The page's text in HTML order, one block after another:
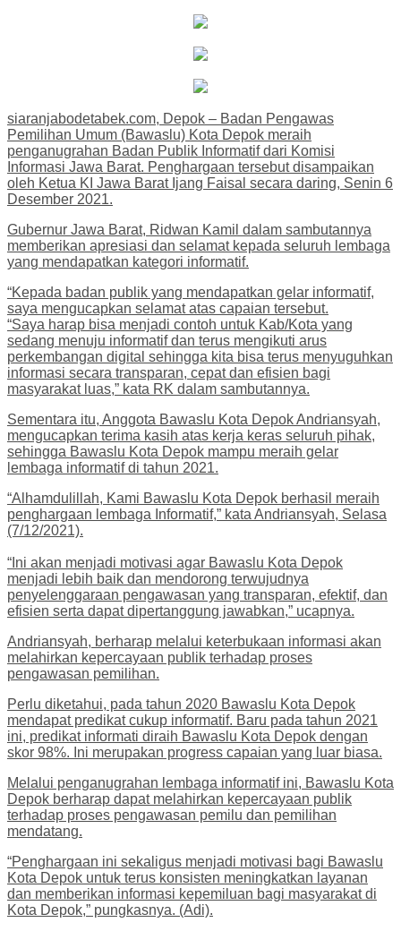
siaranjabodetabek.com, Depok – Badan Pengawas
Pemilihan Umum (Bawaslu) Kota Depok meraih
penganugrahan Badan Publik Informatif dari Komisi
Informasi Jawa Barat. Penghargaan tersebut disampaikan
oleh Ketua KI Jawa Barat Ijang Faisal secara daring, Senin 6
Desember 2021.
Gubernur Jawa Barat, Ridwan Kamil dalam sambutannya
memberikan apresiasi dan selamat kepada seluruh lembaga
yang mendapatkan kategori informatif.
“Kepada badan publik yang mendapatkan gelar informatif,
saya mengucapkan selamat atas capaian tersebut.
“Saya harap bisa menjadi contoh untuk Kab/Kota yang
sedang menuju informatif dan terus mengikuti arus
perkembangan digital sehingga kita bisa terus menyuguhkan
informasi secara transparan, cepat dan efisien bagi
masyarakat luas,” kata RK dalam sambutannya.
Sementara itu, Anggota Bawaslu Kota Depok Andriansyah,
mengucapkan terima kasih atas kerja keras seluruh pihak,
sehingga Bawaslu Kota Depok mampu meraih gelar
lembaga informatif di tahun 2021.
“Alhamdulillah, Kami Bawaslu Kota Depok berhasil meraih
penghargaan lembaga Informatif,” kata Andriansyah, Selasa
(7/12/2021).
“Ini akan menjadi motivasi agar Bawaslu Kota Depok
menjadi lebih baik dan mendorong terwujudnya
penyelenggaraan pengawasan yang transparan, efektif, dan
efisien serta dapat dipertanggung jawabkan,” ucapnya.
Andriansyah, berharap melalui keterbukaan informasi akan
melahirkan kepercayaan publik terhadap proses
pengawasan pemilihan.
Perlu diketahui, pada tahun 2020 Bawaslu Kota Depok
mendapat predikat cukup informatif. Baru pada tahun 2021
ini, predikat informati diraih Bawaslu Kota Depok dengan
skor 98%. Ini merupakan progress capaian yang luar biasa.
Melalui penganugrahan lembaga informatif ini, Bawaslu Kota
Depok berharap dapat melahirkan kepercayaan publik
terhadap proses pengawasan pemilu dan pemilihan
mendatang.
“Penghargaan ini sekaligus menjadi motivasi bagi Bawaslu
Kota Depok untuk terus konsisten meningkatkan layanan
dan memberikan informasi kepemiluan bagi masyarakat di
Kota Depok,” pungkasnya. (Adi).